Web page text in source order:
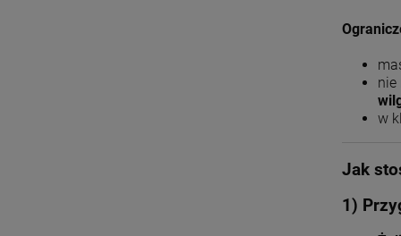
nie
w
Jak
1)